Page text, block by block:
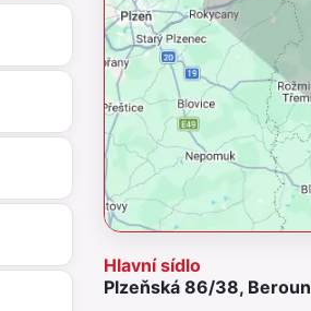
Hlavní sídlo
Plzeňská 86/38,